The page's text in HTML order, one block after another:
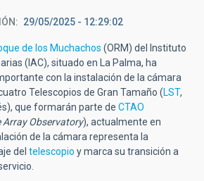
29/05/2025 - 12:29:02
de los Muchachos (ORM) del Instituto
(IAC), situado en La Palma, ha
con la instalación de la cámara
Telescopios de Gran Tamaño (LST,
que formarán parte de CTAO
Array Observatory), actualmente en
de la cámara representa la
del telescopio y marca su transición a